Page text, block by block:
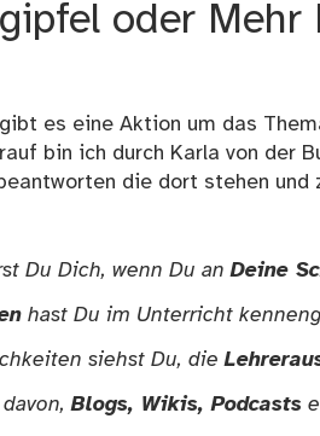
oder Mehr
gibt es eine Aktion um das
bin ich durch Karla von der
die dort stehen und
Du Dich, wenn Du anDeine
hast Du im Unterricht
siehst Du, die
Blogs, Wikis, Podcasts